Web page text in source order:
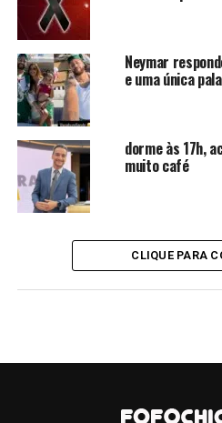
sob investigação
As autoridades turcas ainda
autópsia para esclarecer a
hipótese investigada é a de um
veículos locais também
medicamentos
nenhuma das informações foi
pela polícia.
Neymar
e uma única
dorme às 17h,
muito café
CLIQUE PARA